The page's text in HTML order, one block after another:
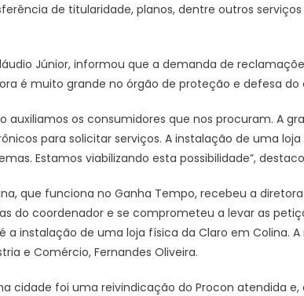
de titularidade, planos, dentre outros
Júnior, informou que a demanda de
é muito grande no órgão de proteção e defesa do
auxiliamos os consumidores que nos procuram. A
para solicitar serviços. A instalação de uma
Estamos viabilizando esta possibilidade”,
que funciona no Ganha Tempo, recebeu a
do coordenador e se comprometeu a levar as
a instalação de uma loja física da Claro em Colina.
e Comércio, Fernandes Oliveira.
cidade foi uma reivindicação do Procon atendida